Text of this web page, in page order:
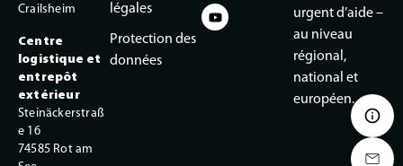
Crailsheim
Centre
logistique et
entrepôt
extérieur
Steinäckerstraß
e 16
74585 Rot am
légales
Protection des
données
urgent d’aide –
au niveau
régional,
national et
européen.